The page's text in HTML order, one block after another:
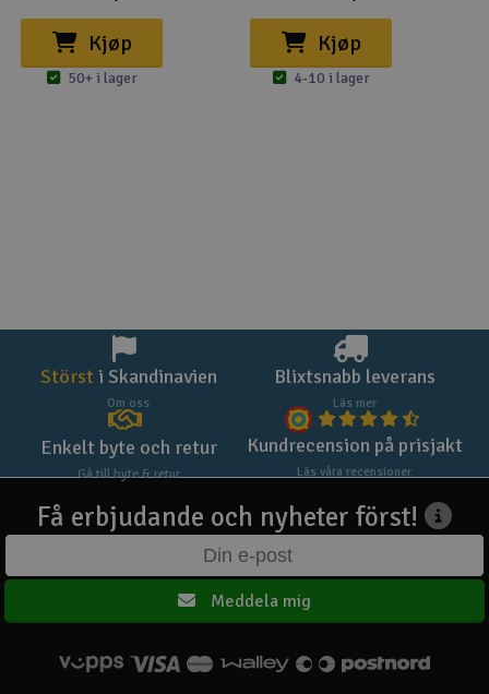
Kjøp
50+ i lager
Kjøp
4-10 i lager
Störst i Skandinavien
Om oss
Blixtsnabb leverans
Läs mer
Enkelt byte och retur
Gå till byte & retur
Kundrecension på prisjakt
Läs våra recensioner
Få erbjudande och nyheter först!
Meddela mig